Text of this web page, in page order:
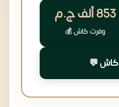
853 ألف ج.م
وفرت كاش 💰
💬